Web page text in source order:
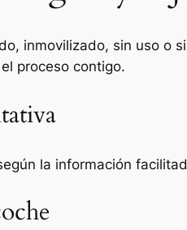
inmovilizado, sin uso o
proceso contigo.
la información